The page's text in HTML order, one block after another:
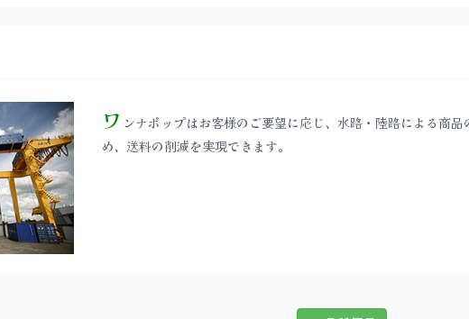
ワ ンナポップはお客様のご要望に応じ、水路・陸路による商
め、送料の削減を実現できます。